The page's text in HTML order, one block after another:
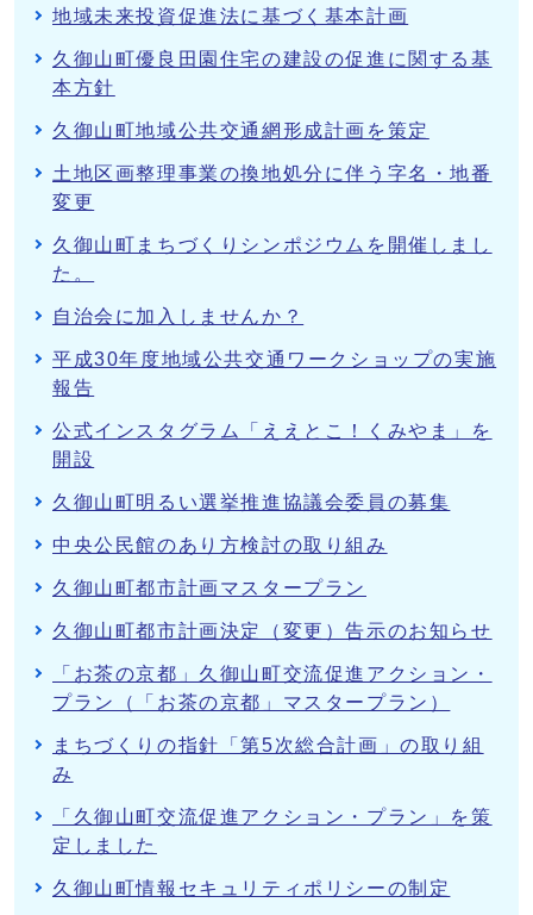
地域未来投資促進法に基づく基本計画
久御山町優良田園住宅の建設の促進に関する基
本方針
久御山町地域公共交通網形成計画を策定
土地区画整理事業の換地処分に伴う字名・地番
変更
久御山町まちづくりシンポジウムを開催しまし
た。
自治会に加入しませんか？
平成30年度地域公共交通ワークショップの実施
報告
公式インスタグラム「ええとこ！くみやま」を
開設
久御山町明るい選挙推進協議会委員の募集
中央公民館のあり方検討の取り組み
久御山町都市計画マスタープラン
久御山町都市計画決定（変更）告示のお知らせ
「お茶の京都」久御山町交流促進アクション・
プラン（「お茶の京都」マスタープラン）
まちづくりの指針「第5次総合計画」の取り組
み
「久御山町交流促進アクション・プラン」を策
定しました
久御山町情報セキュリティポリシーの制定